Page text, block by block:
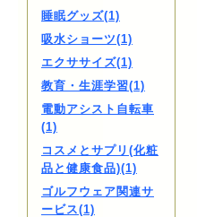
睡眠グッズ(1)
吸水ショーツ(1)
エクササイズ(1)
教育・生涯学習(1)
電動アシスト自転車
(1)
コスメとサプリ(化粧
品と健康食品)(1)
ゴルフウェア関連サ
ービス(1)